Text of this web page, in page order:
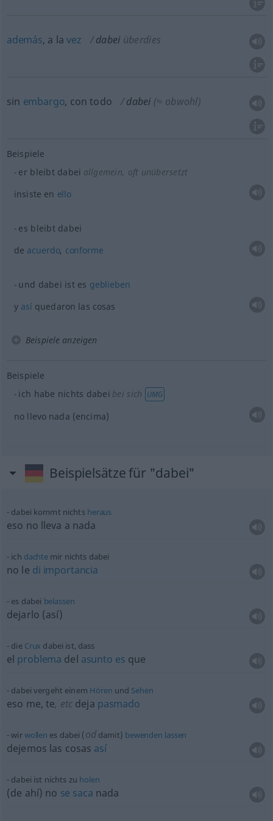
además, a la vez dabei überdies
sin embargo, con todo dabei (≈ obwohl)
Beispiele
er bleibt dabei allgemein, oft unübersetzt
insiste en ello
es bleibt dabei
de acuerdo, conforme
und dabei ist es geblieben
y asíquedaron las cosas
Beispiele anzeigen
Beispiele
ich habe nichts dabei bei sich UMG
no llevo nada (encima)
Beispielsätze für "dabei"
dabei kommt nichts heraus
eso no lleva a nada
ich dachte mir nichts dabei
no le di importancia
es dabei belassen
dejarlo (así)
die Crux dabei ist, dass
el problema del asunto es que
dabei vergeht einem Hören und Sehen
eso me, te, etc deja pasmado
wirwollen es dabei (oddamit) bewenden lassen
dejemos las cosas así
dabei ist nichts zu holen
(de ahí) no se saca nada